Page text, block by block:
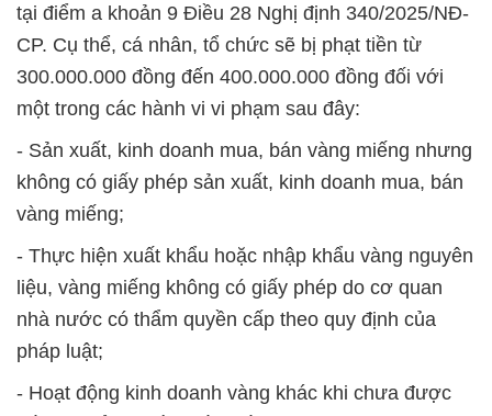
tại điểm a khoản 9 Điều 28 Nghị định 340/2025/NĐ-
CP. Cụ thể, cá nhân, tổ chức sẽ bị phạt tiền từ
300.000.000 đồng đến 400.000.000 đồng đối với
một trong các hành vi vi phạm sau đây:
- Sản xuất, kinh doanh mua, bán vàng miếng nhưng
không có giấy phép sản xuất, kinh doanh mua, bán
vàng miếng;
- Thực hiện xuất khẩu hoặc nhập khẩu vàng nguyên
liệu, vàng miếng không có giấy phép do cơ quan
nhà nước có thẩm quyền cấp theo quy định của
pháp luật;
- Hoạt động kinh doanh vàng khác khi chưa được